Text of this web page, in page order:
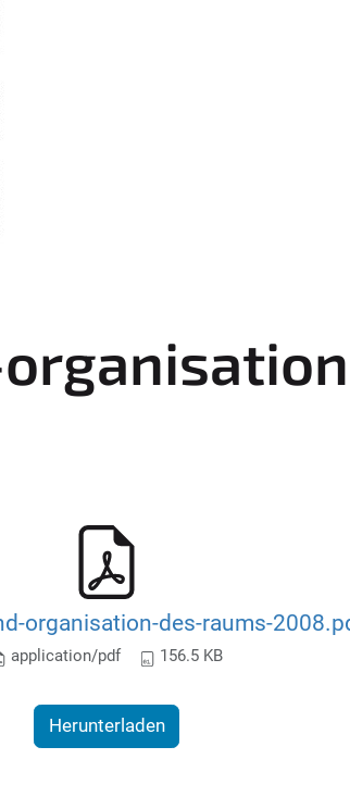
organisation-des-raums-
application/pdf 156.5 KB
Herunterladen